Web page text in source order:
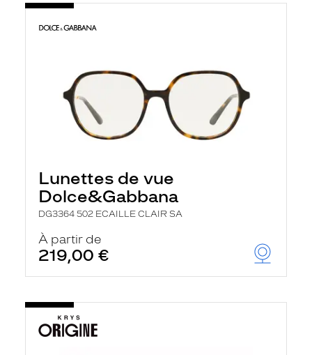
Lunettes de vue
Dolce&Gabbana
DG3364 502 ECAILLE CLAIR SA
À partir de
219,00 €